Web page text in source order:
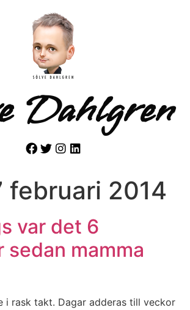
Dahlgren
februari 2014
var det 6
sedan mamma
i rask takt. Dagar adderas till veckor